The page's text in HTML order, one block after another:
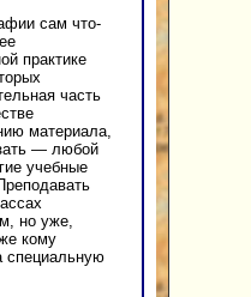
сам что-
практике
часть
материала,
— любой
учебные
но уже,
кому
специальную